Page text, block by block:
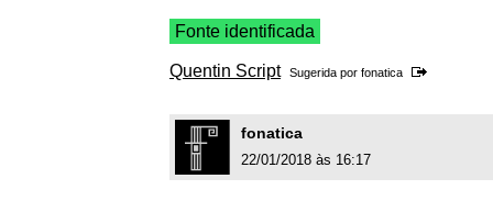
Fonte identificada
Quentin Script Sugerida por fonatica
fonatica
22/01/2018 às 16:17